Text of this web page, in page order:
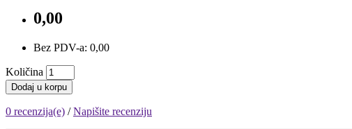
0,00
Bez PDV-a: 0,00
Količina
Dodaj u korpu
0 recenzija(e) /Napišite recenziju